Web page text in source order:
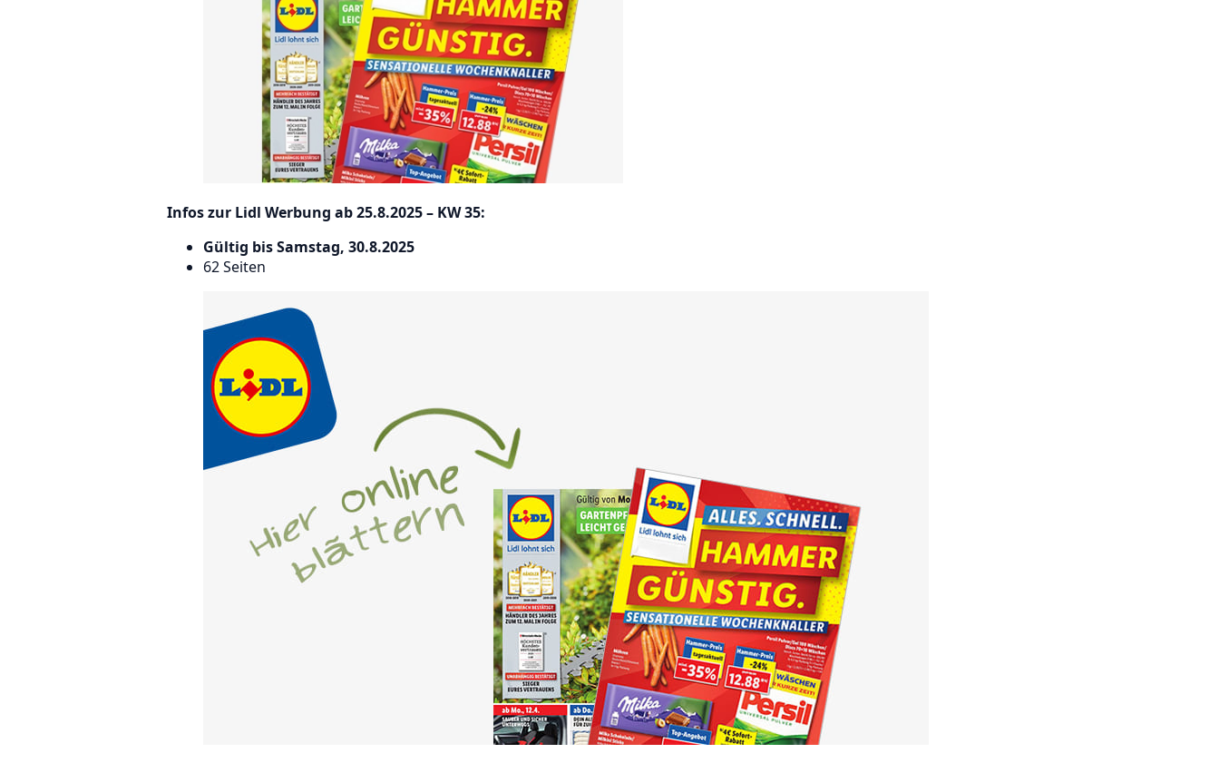
Infos zur Lidl Werbung ab 25.8.2025 – KW 35:
Gültig bis Samstag, 30.8.2025
62 Seiten